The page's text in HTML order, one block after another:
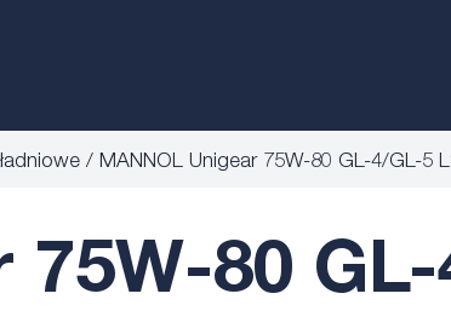
MANNOL Unigear 75W-80 GL-4/GL-5
80